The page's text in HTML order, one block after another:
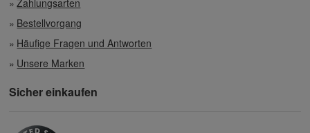
Bestellvorgang
Häufige Fragen und Antworten
Unsere Marken
Sicher einkaufen